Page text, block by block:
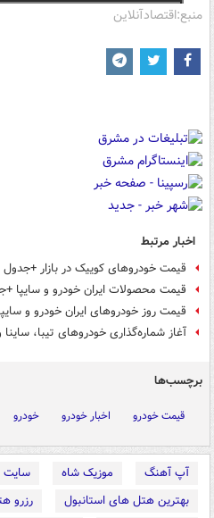
منبع:اقتصادآنلاین
اخبار مرتبط
قیمت خودروهای کوییک در بازار +جدول
قیمت محصولات ایران خودرو و سایپا
قیمت روز خودروهای ایران خودرو و
آغاز شماره‌گذاری خودروهای تیبا، ساینا
برچسب‌ها
قیمت خودرو اخبار خودرو خودرو
آپ آهنگ موزیک شاه
سایت
بهترین هتل های استانبول
رزرو